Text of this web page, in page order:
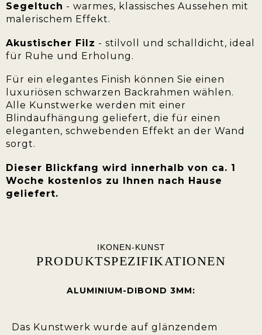
Segeltuch - warmes, klassisches Aussehen mit
malerischem Effekt.
Akustischer Filz - stilvoll und schalldicht, ideal
für Ruhe und Erholung.
Für ein elegantes Finish können Sie einen
luxuriösen schwarzen Backrahmen wählen.
Alle Kunstwerke werden mit einer
Blindaufhängung geliefert, die für einen
eleganten, schwebenden Effekt an der Wand
sorgt.
Dieser Blickfang wird innerhalb von ca. 1
Woche kostenlos zu Ihnen nach Hause
geliefert.
IKONEN-KUNST
PRODUKTSPEZIFIKATIONEN
ALUMINIUM-DIBOND 3MM:
Das Kunstwerk wurde auf glänzendem